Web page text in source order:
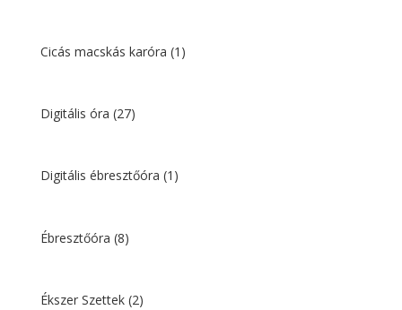
Cicás macskás karóra (1)
Digitális óra (27)
Digitális ébresztőóra (1)
Ébresztőóra (8)
Ékszer Szettek (2)